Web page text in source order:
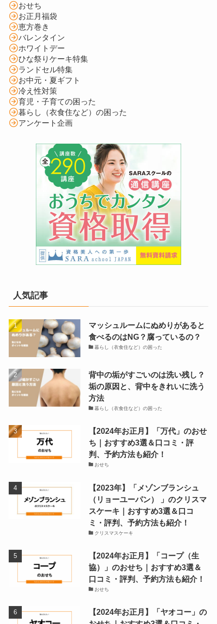
おせち
お正月福袋
恵方巻き
バレンタイン
ホワイトデー
ひな祭りケーキ特集
ランドセル特集
お中元・夏ギフト
冷え性対策
育児・子育ての困った
暮らし（衣食住など）の困った
アンケート企画
人気記事
マッシュルームにぬめりがあると
食べるのはNG？腐っているの？
暮らし（衣食住など）の困った
背中の垢がすごいのは洗い残し？
垢の原因と、背中をきれいに洗う
方法
暮らし（衣食住など）の困った
【2024年お正月】「万代」のおせ
ち｜おすすめ3選＆口コミ・評
判、予約方法も紹介！
おせち
【2023年】「メゾンブランシュ
（リョーユーパン） 」のクリスマ
スケーキ｜おすすめ3選＆口コ
ミ・評判、予約方法も紹介！
クリスマスケーキ
【2024年お正月】「コープ（生
協）」のおせち｜おすすめ3選＆
口コミ・評判、予約方法も紹介！
おせち
【2024年お正月】「ヤオコー」の